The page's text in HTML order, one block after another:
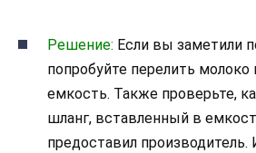
Решение: Если вы заметили
попробуйте перелить
емкость. Также проверьте,
шланг, вставленный в
предоставил